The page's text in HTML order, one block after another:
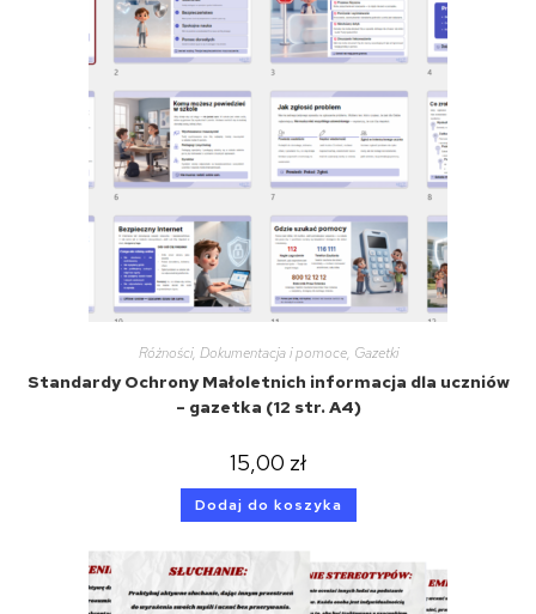
Różności, Dokumentacja i pomoce, Gazetki
Standardy Ochrony Małoletnich informacja dla uczniów
– gazetka (12 str. A4)
15,00 zł
Dodaj do koszyka